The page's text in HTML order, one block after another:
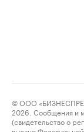
© ООО
2026. Сообщения и
(свидетельство о